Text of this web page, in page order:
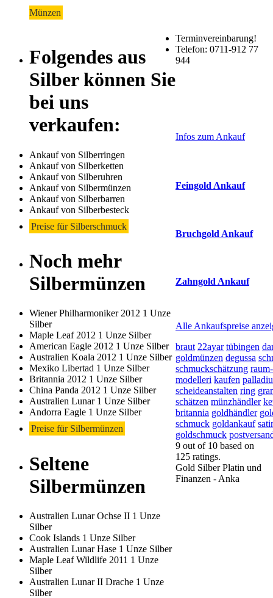
Münzen
Folgendes aus
Silber können Sie
bei uns
verkaufen:
Ankauf von Silberringen
Ankauf von Silberketten
Ankauf von Silberuhren
Ankauf von Silbermünzen
Ankauf von Silberbarren
Ankauf von Silberbesteck
Preise für Silberschmuck
Noch mehr
Silbermünzen
Wiener Philharmoniker 2012 1 Unze
Silber
Maple Leaf 2012 1 Unze Silber
American Eagle 2012 1 Unze Silber
Australien Koala 2012 1 Unze Silber
Mexiko Libertad 1 Unze Silber
Britannia 2012 1 Unze Silber
China Panda 2012 1 Unze Silber
Australien Lunar 1 Unze Silber
Andorra Eagle 1 Unze Silber
Preise für Silbermünzen
Seltene
Silbermünzen
Australien Lunar Ochse II 1 Unze
Silber
Cook Islands 1 Unze Silber
Australien Lunar Hase 1 Unze Silber
Maple Leaf Wildlife 2011 1 Unze
Silber
Australien Lunar II Drache 1 Unze
Silber
Terminvereinbarung!
Telefon: 0711-912 77
944
Sidebar
(Primary)
Infos zum Ankauf
Feingold Ankauf
Bruchgold Ankauf
Zahngold Ankauf
Alle Ankaufspreise
braut 22ayar tübingen
goldmünzen degussa
schmuckschätzung
modelleri kaufen
scheideanstalten ring
schätzen münzhändler
britannia goldhändler
schmuck goldankauf
goldschmuck
9 out of 10 based on
125 ratings.
Gold Silber Platin und
Finanzen - Anka